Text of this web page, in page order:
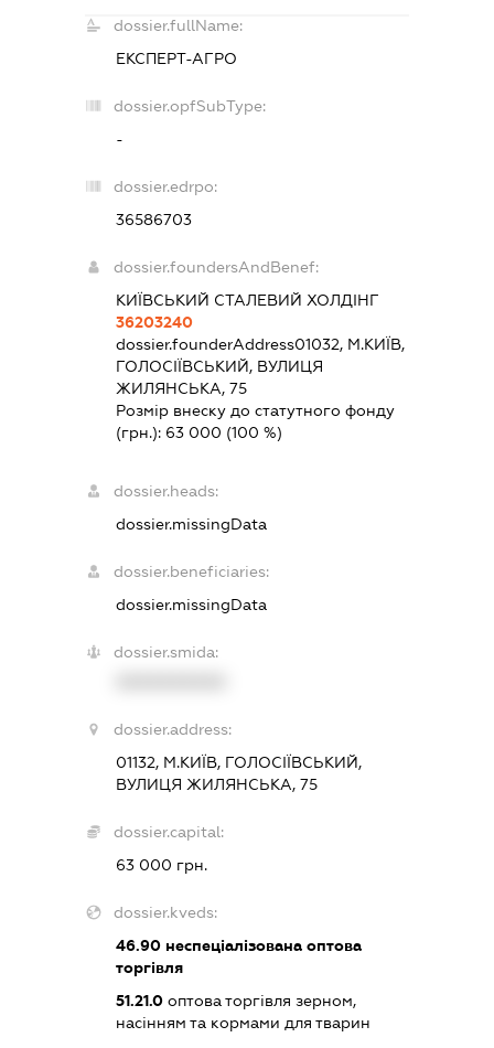
dossier.fullName:
ЕКСПЕРТ-АГРО
dossier.opfSubType:
-
dossier.edrpo:
36586703
dossier.foundersAndBenef:
КИЇВСЬКИЙ СТАЛЕВИЙ ХОЛДІНГ
36203240
dossier.founderAddress01032, М.КИЇВ,
ГОЛОСІЇВСЬКИЙ, ВУЛИЦЯ
ЖИЛЯНСЬКА, 75
Розмір внеску до статутного фонду
(грн.): 63 000 (100 %)
dossier.heads:
dossier.missingData
dossier.beneficiaries:
dossier.missingData
dossier.smida:
dossier.address:
01132, М.КИЇВ, ГОЛОСІЇВСЬКИЙ,
ВУЛИЦЯ ЖИЛЯНСЬКА, 75
dossier.capital:
63 000 грн.
dossier.kveds:
46.90неспеціалізована оптова
торгівля
51.21.0оптова торгівля зерном,
насінням та кормами для тварин